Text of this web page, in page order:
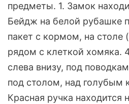
предметы. 1. Замок
Бейдж на белой рубашке
пакет с кормом, на столе
рядом с клеткой хомяка.
слева внизу, под
под столом, над голубым
Красная ручка находится